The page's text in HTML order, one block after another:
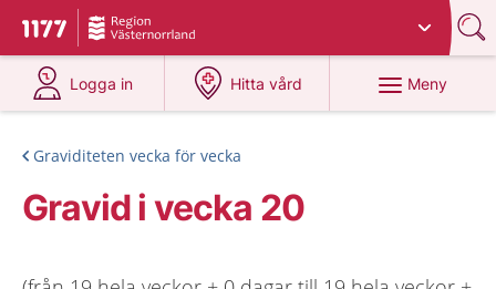
Till startsidan för 1177
Du har valt region
Logga in
på 1177.se
Hitta vård
på 1177.se
Meny
Graviditeten vecka för vecka
Gravid i vecka 20